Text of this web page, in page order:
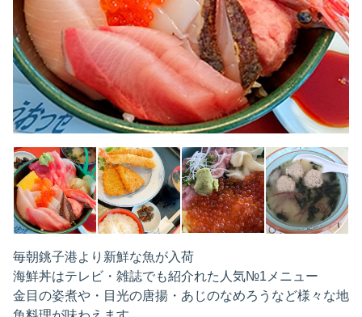
毎朝銚子港より新鮮な魚が入荷
海鮮丼はテレビ・雑誌でも紹介れた人気№1メニュー
金目の姿煮や・目光の唐揚・あじのなめろうなど様々な地